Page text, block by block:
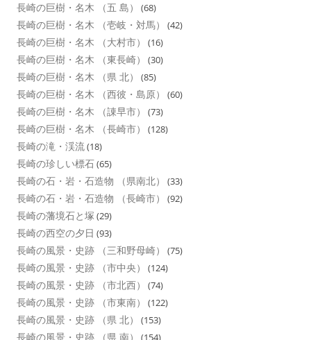
長崎の巨樹・名木 （五 島） (68)
長崎の巨樹・名木 （壱岐・対馬） (42)
長崎の巨樹・名木 （大村市） (16)
長崎の巨樹・名木 （東長崎） (30)
長崎の巨樹・名木 （県 北） (85)
長崎の巨樹・名木 （西彼・島原） (60)
長崎の巨樹・名木 （諌早市） (73)
長崎の巨樹・名木 （長崎市） (128)
長崎の滝・渓流(18)
長崎の珍しい標石(65)
長崎の石・岩・石造物 （県南北） (33)
長崎の石・岩・石造物 （長崎市） (92)
長崎の藩境石と塚 (29)
長崎の西空の夕日 (93)
長崎の風景・史跡 （三和野母崎） (75)
長崎の風景・史跡 （市中央） (124)
長崎の風景・史跡 （市北西） (74)
長崎の風景・史跡 （市東南） (122)
長崎の風景・史跡 （県 北） (153)
長崎の風景・史跡 （県 南） (154)